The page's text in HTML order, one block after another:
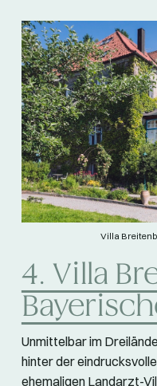
Villa
4. Villa
Unmittelbar im
hinter der
ehemaligen Landarzt-